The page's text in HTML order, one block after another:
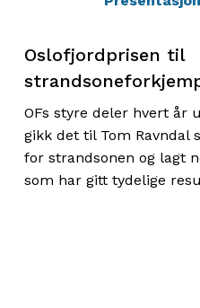
Oslofjordprisen til
OFs styre deler hvert år
gikk det til Tom Ravndal
for strandsonen og lagt
som har gitt tydelige